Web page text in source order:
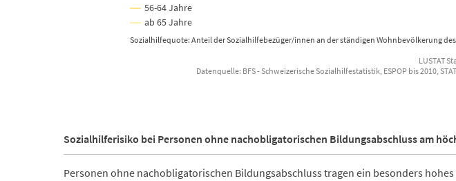
Sozialhilfequote: Anteil der Sozialhilfebezüger/innen an der ständigen Wohnbevölkerung
56-64 Jahre
ab 65 Jahre
LUSTAT
Datenquelle: BFS - Schweizerische Sozialhilfestatistik, ESPOP bis 2010,
Sozialhilferisiko bei Personen ohne nachobligatorischen Bildungsabschluss am
Personen ohne nachobligatorischen Bildungsabschluss tragen ein besonders